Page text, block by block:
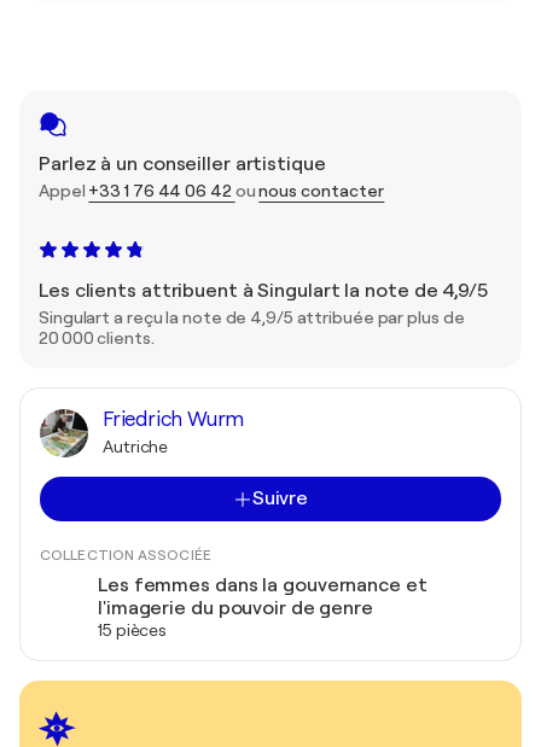
Parlez à un conseiller artistique
Appel +33 1 76 44 06 42ounous contacter
Les clients attribuent à Singulart la note de 4,9/5
Singulart a reçu la note de 4,9/5 attribuée par plus de
20 000 clients.
Friedrich Wurm
Autriche
Suivre
COLLECTION ASSOCIÉE
Les femmes dans la gouvernance et
l'imagerie du pouvoir de genre
15 pièces